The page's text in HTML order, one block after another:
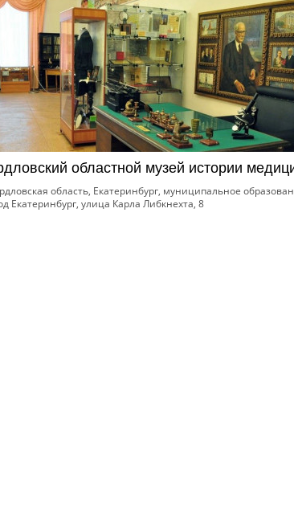
областной музей истории
область, Екатеринбург, муниципальное
Екатеринбург, улица Карла Либкнехта, 8